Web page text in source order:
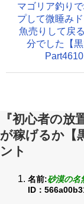
マゴリア釣り
プして微睡み
魚売りして戻
分でした【
Part4610
『初心者の
が稼げるか【
ント
名前:砂漠の名
ID：